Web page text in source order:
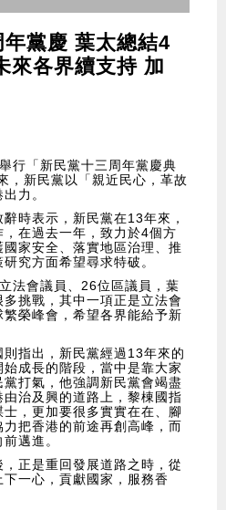
黨慶 葉太總結4
來各界續支持 加
行「新民黨十三周年黨慶典
，新民黨以「親近民心，革故
力。
時表示，新民黨在13年來，
在過去一年，致力於4個方
家安全、落實地區治理、推
究方面希望尋求特破。
法會議員、26位區議員，葉
挑戰，其中一項正是立法會
榮峰會，希望各界能給予新
指出，新民黨經過13年來的
成長的階段，當中是靠大家
打氣，他強調新民黨會竭盡
治及興的道路上，黎棟國指
，更加要很多實實在在、腳
把香港的前途再創高峰，而
邁進。
正是重回發展道路之時，從
一心，貢獻國家，服務香